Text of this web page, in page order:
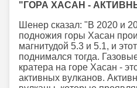
"ГОРА ХАСАН -
Шенер сказал: "В 2020 и
подножия горы Хасан
магнитудой 5.3 и 5.1, и
поднимался тогда.
кратера на горе Хасан -
активных вулканов.